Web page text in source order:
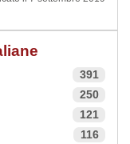
391
250
121
116